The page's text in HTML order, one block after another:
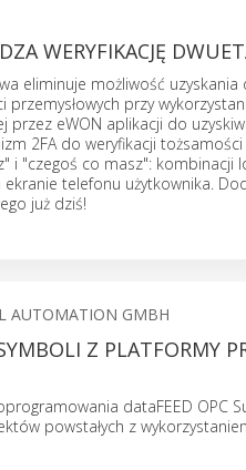
WERYFIKACJĘ
eliminuje możliwość
przemysłowych przy
przez eWON aplikacji do
2FA do weryfikacji
i "czegoś co masz": kombinacji
ekranie telefonu użytkownika.
już dziś!
AUTOMATION GMBH
Z PLATFORMY
dataFEED OPC
powstałych z